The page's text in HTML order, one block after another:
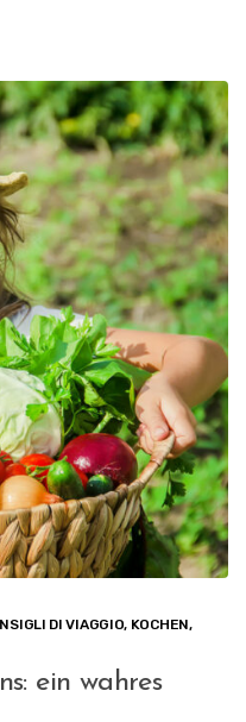
DI VIAGGIO, KOCHEN,
ein wahres